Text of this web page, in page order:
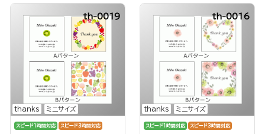
thanks ミニサイズ
th-0019
スピード1時間対応 スピード3時間対応
thanks ミニサイズ
th-0016
スピード1時間対応 スピード3時間対応